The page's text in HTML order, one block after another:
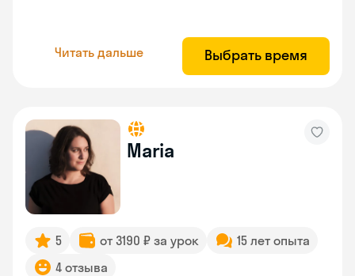
Читать дальше Выбрать время
Maria
5 от 3190 ₽ за урок
15 лет опыта
4 отзыва